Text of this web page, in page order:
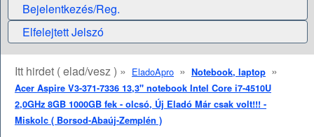
Bejelentkezés/Reg.
Elfelejtett Jelszó
Itt hirdet ( elad/vesz ) » EladoApro » Notebook, laptop »
Acer Aspire V3-371-7336 13,3" notebook Intel Core i7-4510U
2,0GHz 8GB 1000GB fek - olcsó, Új Eladó Már csak volt!!! -
Miskolc ( Borsod-Abaúj-Zemplén )